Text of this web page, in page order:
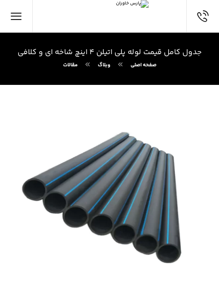
جدول کامل قیمت لوله پلی اتیلن ۴ اینچ شاخه ای و کلافی
صفحه اصلی وبلاگ مقالات